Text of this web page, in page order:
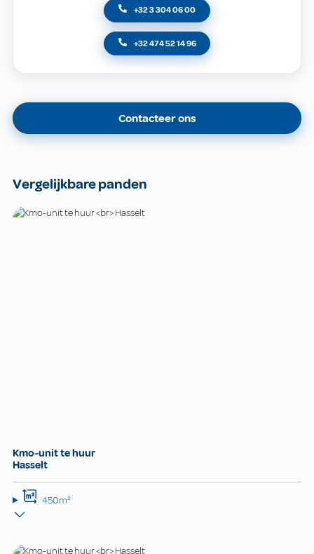
+32 3 304 06 00
+32 474 52 14 96
Contacteer ons
Vergelijkbare panden
Kmo-unit te huur
Hasselt
450m²